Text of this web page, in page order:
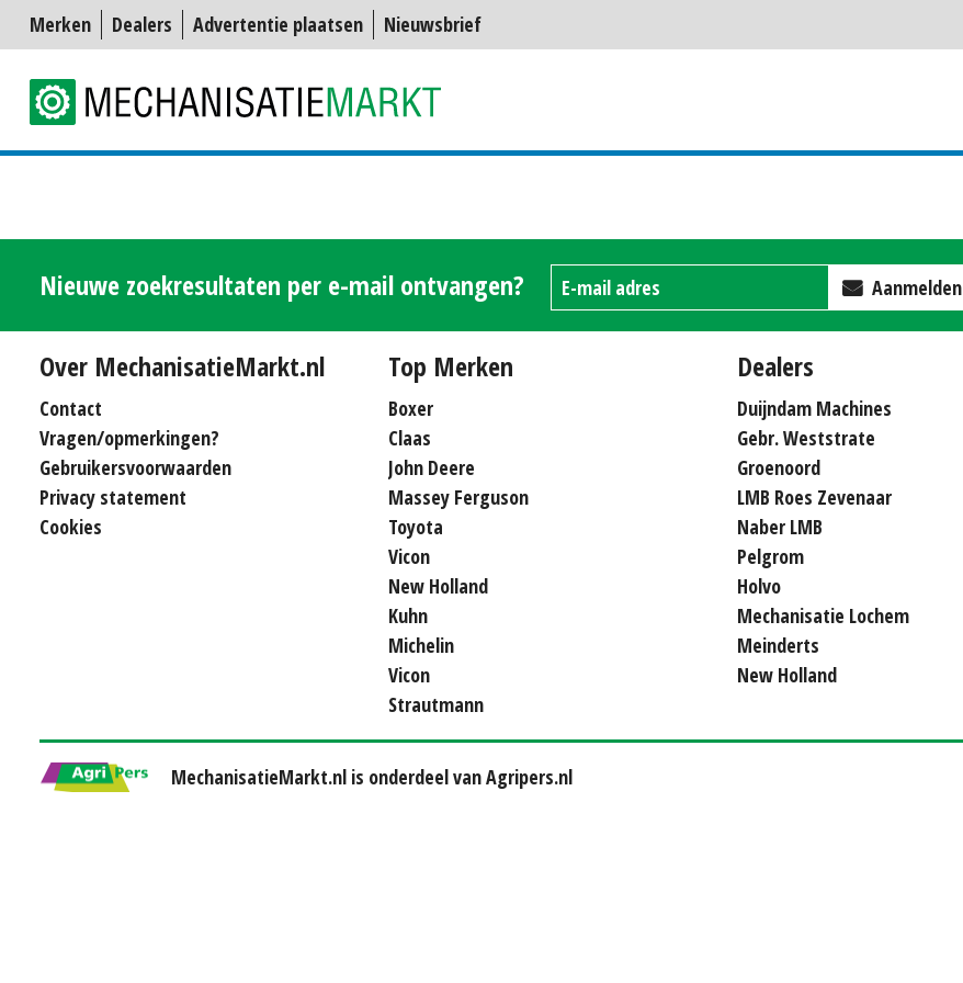
Merken Dealers Advertentie plaatsen Nieuwsbrief
Nieuwe zoekresultaten per e-mail ontvangen? Aanmelden
Over MechanisatieMarkt.nl
Contact
Vragen/opmerkingen?
Gebruikersvoorwaarden
Privacy statement
Cookies
Top Merken
Boxer
Claas
John Deere
Massey Ferguson
Toyota
Vicon
New Holland
Kuhn
Michelin
Vicon
Strautmann
Dealers
Duijndam Machines
Gebr. Weststrate
Groenoord
LMB Roes Zevenaar
Naber LMB
Pelgrom
Holvo
Mechanisatie Lochem
Meinderts
New Holland
MechanisatieMarkt.nl is onderdeel van Agripers.nl